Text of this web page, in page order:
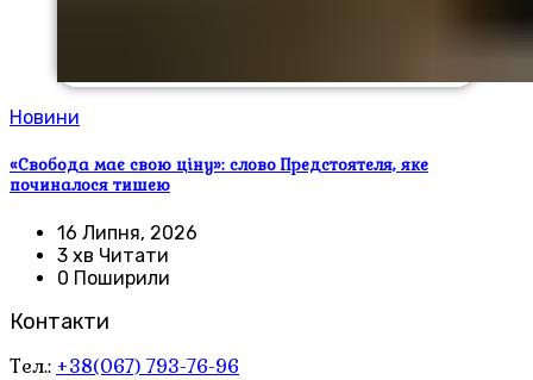
Новини
«Свобода має свою ціну»: слово Предстоятеля, яке
починалося тишею
16 Липня, 2026
3 хв Читати
0 Поширили
Контакти
Тел.: +38(067) 793-76-96